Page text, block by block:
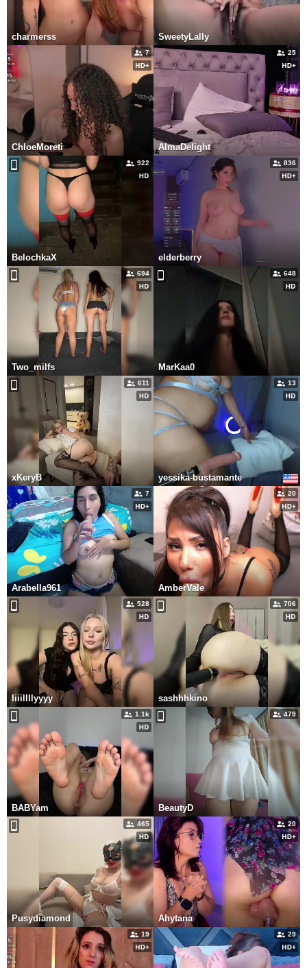
charmerss SweetyLally
7
ChloeMoreti
25
AlmaDelight
922
BelochkaX
836
elderberry
694
Two_milfs
648
MarKaa0
611
xKeryB
13
yessika-bustamante
7
Arabella961
20
AmberVale
528
Iiiillllyyyy
706
sashhhkino
1.1k
BABYam
479
BeautyD
465
Pusydiamond
20
Ahytana
19 29